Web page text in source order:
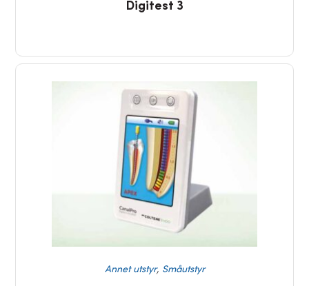
Digitest 3
Annet utstyr, Småutstyr